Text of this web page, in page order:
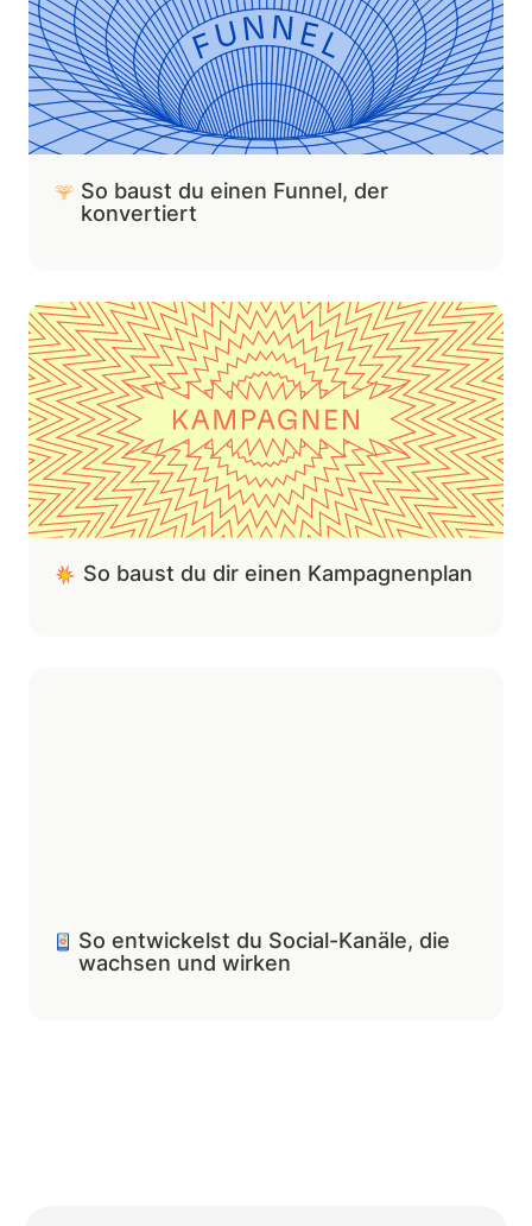
So baust du einen Funnel, der
konvertiert
So baust du dir einen Kampagnenplan
So baust du dir einen Kampagnenplan
So entwickelst du Social-Kanäle, die
wachsen und wirken